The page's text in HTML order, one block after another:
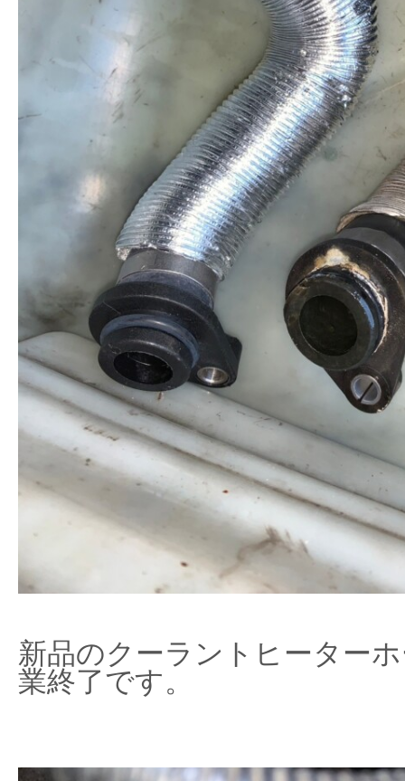
新品のクーラントヒーター
業終了です。